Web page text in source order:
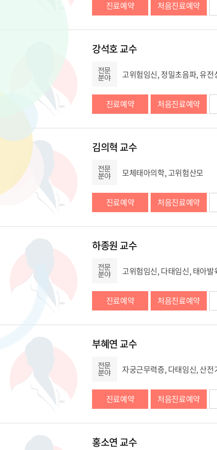
진료예약 처음진료예약
강석호 교수
고위험임신, 정밀초음파, 유
진료예약 처음진료예약
김의혁 교수
모체태아의학, 고위험산모
진료예약 처음진료예약
하종원 교수
고위험임신, 다태임신, 태아
진료예약 처음진료예약
부혜연 교수
자궁근무력증, 다태임신, 산
진료예약 처음진료예약
홍소연 교수